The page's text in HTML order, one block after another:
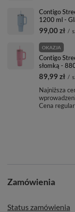
Contigo
1200 ml -
99,00 zł /
OKAZJA
Contigo
słomką -
89,99 zł /
Najniższa
Cena
Zamówienia
Status zamówienia